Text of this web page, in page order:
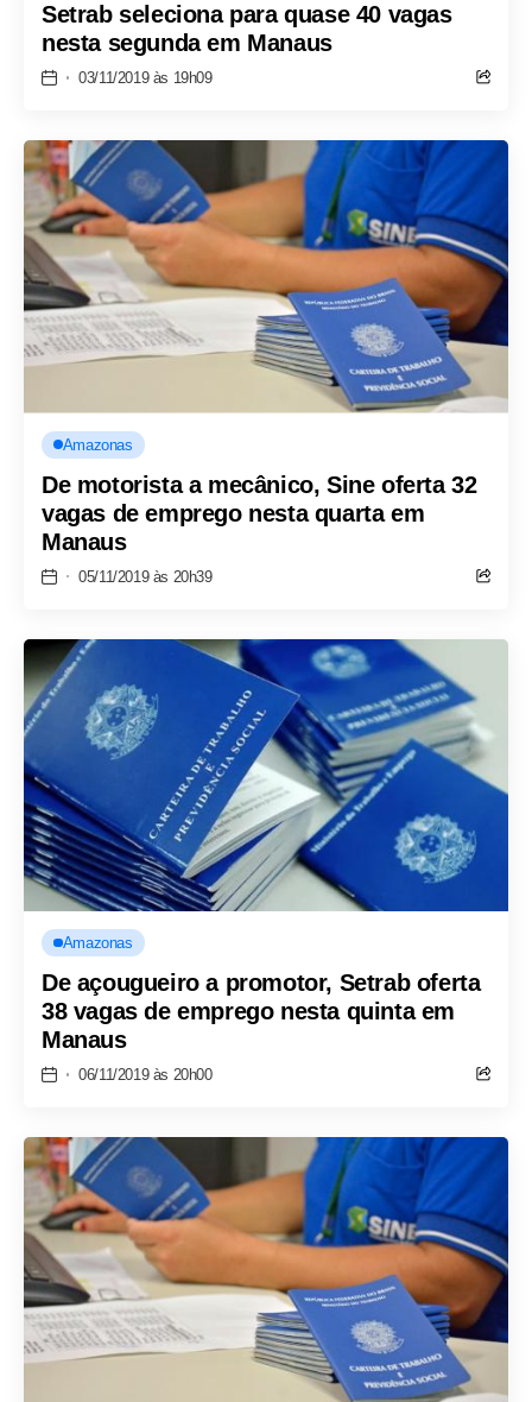
Setrab seleciona para quase 40 vagas
nesta segunda em Manaus
03/11/2019 às 19h09
Amazonas
De motorista a mecânico, Sine oferta 32
vagas de emprego nesta quarta em
Manaus
05/11/2019 às 20h39
Amazonas
De açougueiro a promotor, Setrab oferta
38 vagas de emprego nesta quinta em
Manaus
06/11/2019 às 20h00